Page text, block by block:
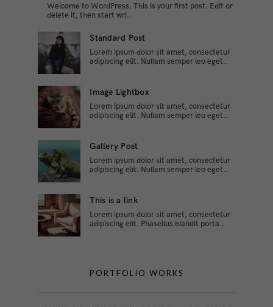
Welcome to WordPress. This is your first post. Edit or
delete it, then start wri..
Standard Post
Lorem ipsum dolor sit amet, consectetur
adipiscing elit. Nullam semper leo eget..
Image Lightbox
Lorem ipsum dolor sit amet, consectetur
adipiscing elit. Nullam semper leo eget..
Gallery Post
Lorem ipsum dolor sit amet, consectetur
adipiscing elit. Nullam semper leo eget..
This is a link
Lorem ipsum dolor sit amet, consectetur
adipiscing elit. Phasellus blandit porta..
PORTFOLIO WORKS